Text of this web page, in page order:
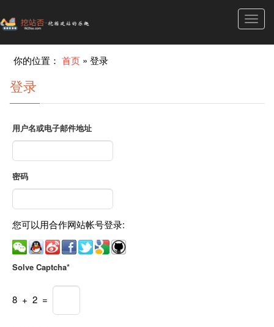
你的位置：首页 »登录
登录
用户名或电子邮件地址
密码
您可以用合作网站帐号登录:
Solve Captcha*
8 + 2 =